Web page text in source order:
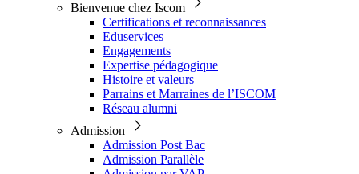
Bienvenue chez Iscom
Certifications et reconnaissances
Eduservices
Engagements
Expertise pédagogique
Histoire et valeurs
Parrains et Marraines de l’ISCOM
Réseau alumni
Admission
Admission Post Bac
Admission Parallèle